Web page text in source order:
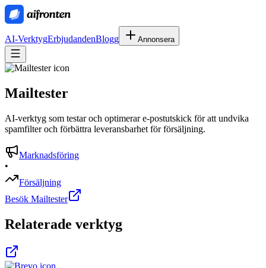
AI-VerktygErbjudandenBlogg Annonsera
Mailtester
AI-verktyg som testar och optimerar e-postutskick för att undvika
spamfilter och förbättra leveransbarhet för försäljning.
Marknadsföring
•
Försäljning
Besök Mailtester
Relaterade verktyg